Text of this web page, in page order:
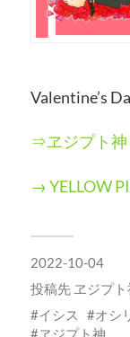
Valentine’s
⇒ヱジプト神
→ YELLOW
2022-10-04
投稿先 ヱジプト
イシス
オシ
ヱジプト神